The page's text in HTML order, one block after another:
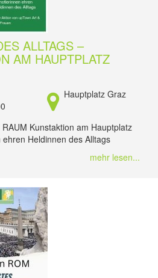
ALLTAGS –
AM HAUPTPLATZ
Hauptplatz Graz
RAUM Kunstaktion am Hauptplatz
Heldinnen des Alltags
mehr lesen...